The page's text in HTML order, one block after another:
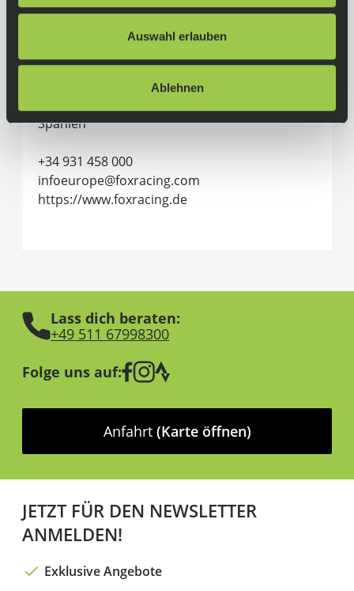
Auswahl erlauben
Ablehnen
Fox Racing
Alle Produkte von Fox Racing
Adventure Sports Group Europe S.L.U.
C/Canudas, 13 (P.E. Mas Blau)
Spanien
+34 931 458 000
infoeurope@foxracing.com
https://www.foxracing.de
Lass dich beraten:
+49 511 67998300
Folge uns auf:
Anfahrt (Karte öffnen)
JETZT FÜR DEN NEWSLETTER
ANMELDEN!
Exklusive Angebote